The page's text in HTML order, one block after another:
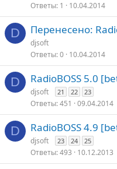
Ответы 1 10.04.2014
D Перенесено:
djsoft
Ответы 0 10.04.2014
D RadioBOSS 5.0
djsoft 21 22 23
Ответы 451 09.04.2014
D RadioBOSS 4.9
djsoft 23 24 25
Ответы 493 10.12.2013